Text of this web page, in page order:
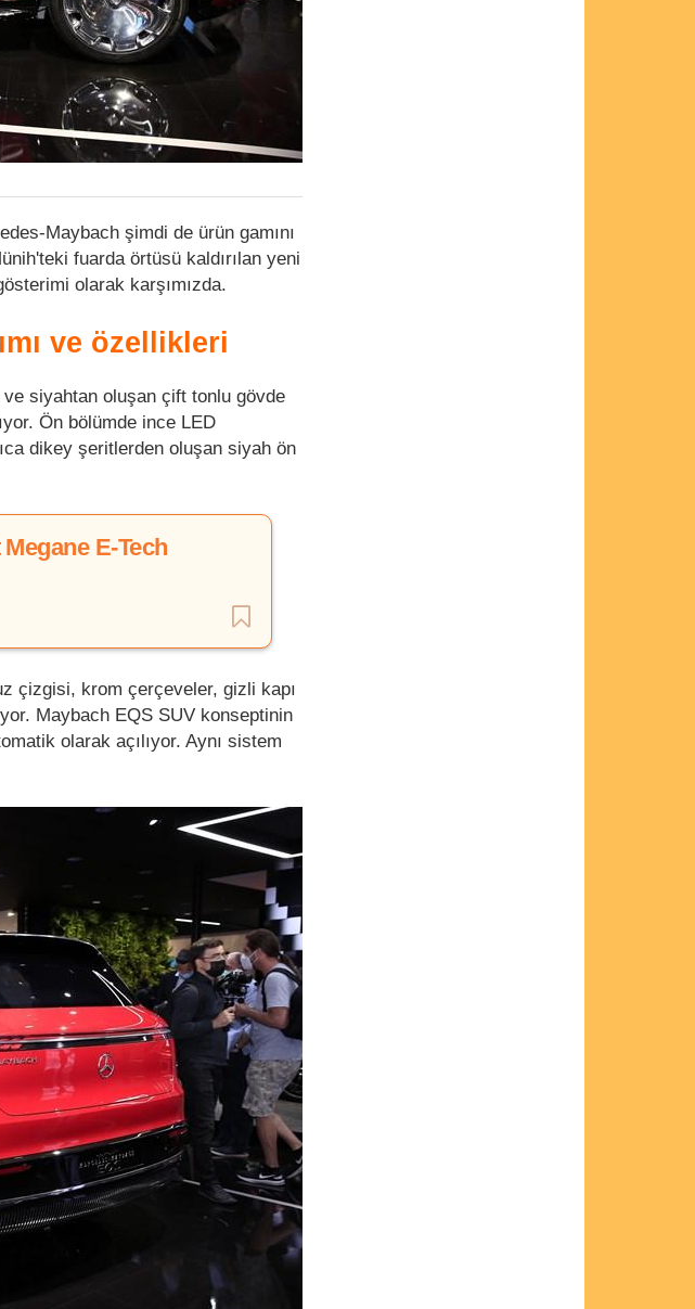
Maybach şimdi de ürün gamını
fuarda örtüsü kaldırılan yeni
olarak karşımızda.
ve özellikleri
siyahtan oluşan çift tonlu gövde
Ön bölümde ince LED
dikey şeritlerden oluşan siyah ön
E-Tech
çizgisi, krom çerçeveler, gizli kapı
Maybach EQS SUV konseptinin
olarak açılıyor. Aynı sistem